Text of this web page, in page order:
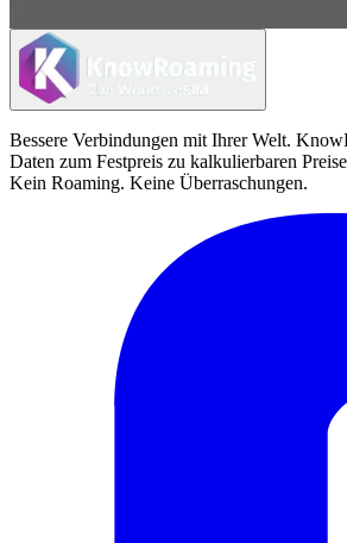
Bessere Verbindungen mit Ihrer Welt.
Daten zum Festpreis zu kalkulierbaren
Kein Roaming. Keine Überraschungen.